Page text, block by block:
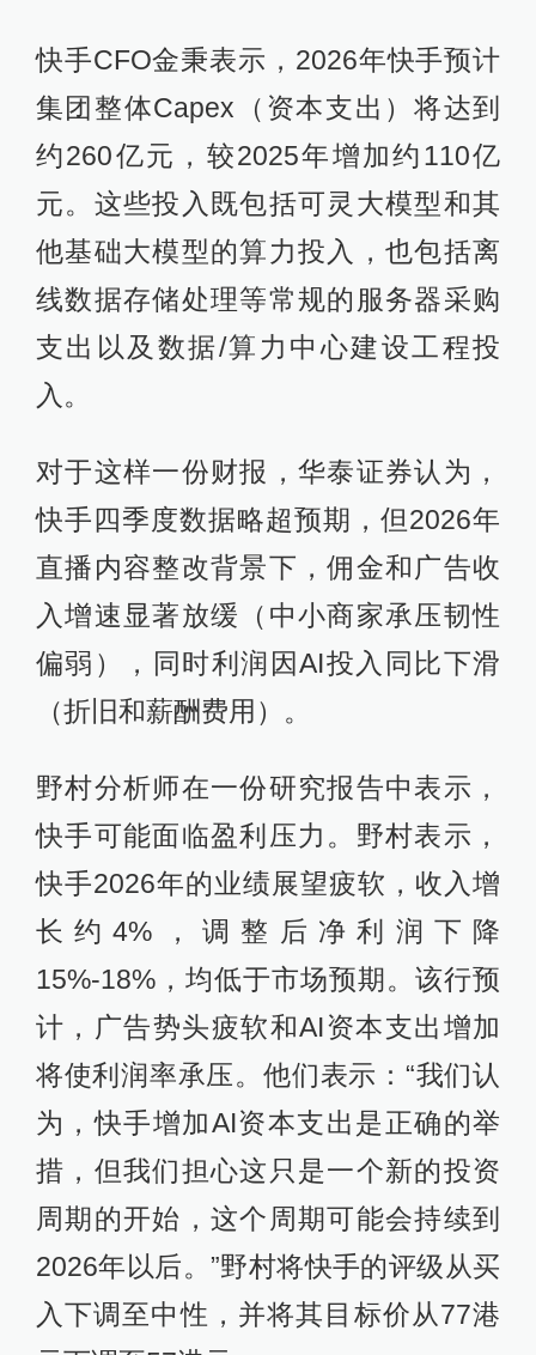
快手CFO金秉表示，2026年快手预计
集团整体Capex（资本支出）将达到
约260亿元，较2025年增加约110亿
元。这些投入既包括可灵大模型和其
他基础大模型的算力投入，也包括离
线数据存储处理等常规的服务器采购
支出以及数据/算力中心建设工程投
入。
对于这样一份财报，华泰证券认为，
快手四季度数据略超预期，但2026年
直播内容整改背景下，佣金和广告收
入增速显著放缓（中小商家承压韧性
偏弱），同时利润因AI投入同比下滑
（折旧和薪酬费用）。
野村分析师在一份研究报告中表示，
快手可能面临盈利压力。野村表示，
快手2026年的业绩展望疲软，收入增
长约4%，调整后净利润下降
15%-18%，均低于市场预期。该行预
计，广告势头疲软和AI资本支出增加
将使利润率承压。他们表示：“我们认
为，快手增加AI资本支出是正确的举
措，但我们担心这只是一个新的投资
周期的开始，这个周期可能会持续到
2026年以后。”野村将快手的评级从买
入下调至中性，并将其目标价从77港